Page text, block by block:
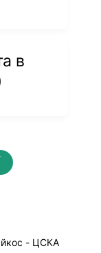
в
- ЦСКА